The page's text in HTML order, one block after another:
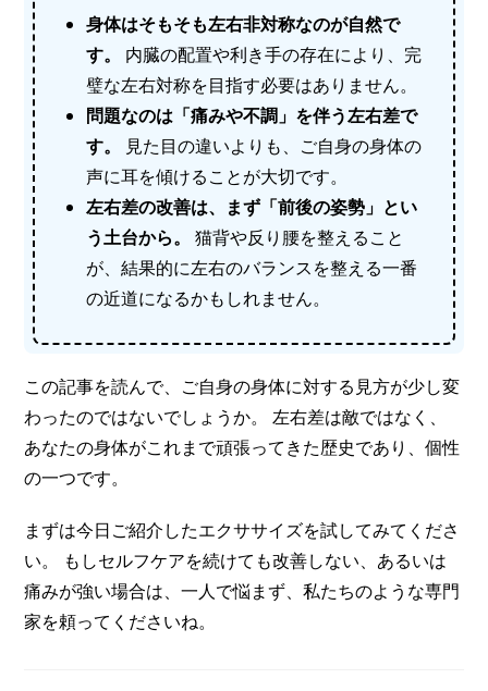
身体はそもそも左右非対称なのが自然で
す。
内臓の配置や利き手の存在により、完
璧な左右対称を目指す必要はありません。
問題なのは「痛みや不調」を伴う左右差で
す。
見た目の違いよりも、ご自身の身体の
声に耳を傾けることが大切です。
左右差の改善は、まず「前後の姿勢」とい
う土台から。
猫背や反り腰を整えること
が、結果的に左右のバランスを整える一番
の近道になるかもしれません。
この記事を読んで、ご自身の身体に対する見方が少し変
わったのではないでしょうか。 左右差は敵ではなく、
あなたの身体がこれまで頑張ってきた歴史であり、個性
の一つです。
まずは今日ご紹介したエクササイズを試してみてくださ
い。 もしセルフケアを続けても改善しない、あるいは
痛みが強い場合は、一人で悩まず、私たちのような専門
家を頼ってくださいね。